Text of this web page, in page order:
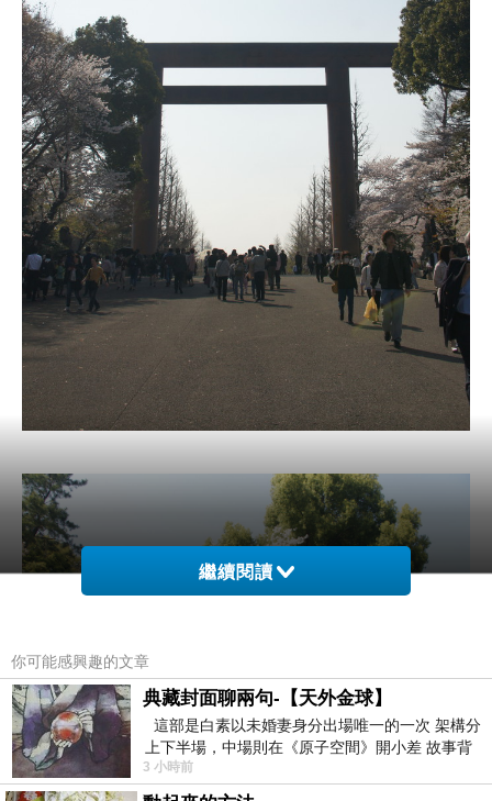
繼續閱讀
你可能感興趣的文章
典藏封面聊兩句-【天外金球】
這部是白素以未婚妻身分出場唯一的一次 架構分
上下半場，中場則在《原子空間》開小差 故事背
景影射西藏境外流亡 地下組織
3 小時前